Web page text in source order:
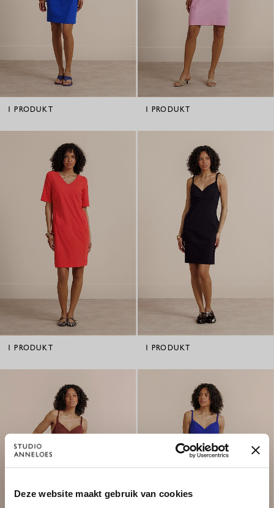
Deze website maakt gebruik van cookies
PRODUKT PRODUKT
1 PRODUKT 1 PRODUKT
WILLKOMMEN BEI STUDIO